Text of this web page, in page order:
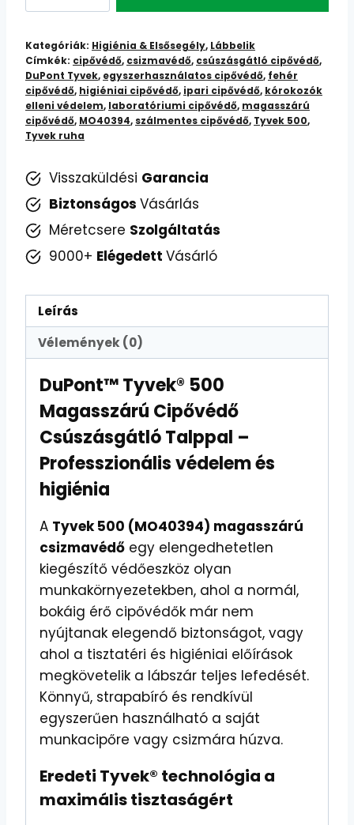
magasszárú
cipő-
és
csizmavédő
(45
cm)
mennyiség
Kategóriák: Higiénia & Elsősegély, Lábbelik
Címkék: cipővédő, csizmavédő, csúszásgátló cipővédő,
DuPont Tyvek, egyszerhasználatos cipővédő, fehér
cipővédő, higiéniai cipővédő, ipari cipővédő, kórokozók
elleni védelem, laboratóriumi cipővédő, magasszárú
cipővédő, MO40394, szálmentes cipővédő, Tyvek 500,
Tyvek ruha
Visszaküldési Garancia
Biztonságos Vásárlás
Méretcsere Szolgáltatás
9000+ Elégedett Vásárló
Leírás
Vélemények (0)
DuPont™ Tyvek® 500
Magasszárú Cipővédő
Csúszásgátló Talppal –
Professzionális védelem és
higiénia
A Tyvek 500 (MO40394) magasszárú
csizmavédő egy elengedhetetlen
kiegészítő védőeszköz olyan
munkakörnyezetekben, ahol a normál,
bokáig érő cipővédők már nem
nyújtanak elegendő biztonságot, vagy
ahol a tisztatéri és higiéniai előírások
megkövetelik a lábszár teljes lefedését.
Könnyű, strapabíró és rendkívül
egyszerűen használható a saját
munkacipőre vagy csizmára húzva.
Eredeti Tyvek® technológia a
maximális tisztaságért